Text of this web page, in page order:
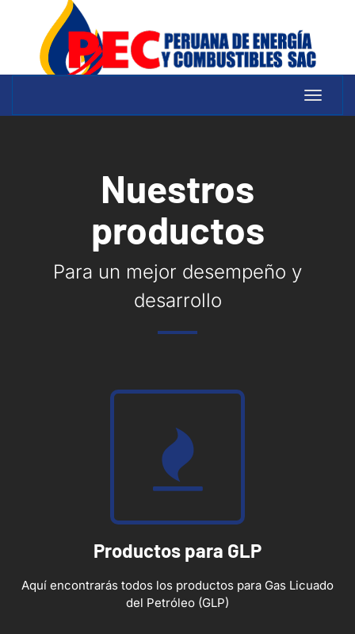
Toggle
Nuestros
productos
Para un mejor desempeño y
desarrollo
Productos para GLP
Aquí encontrarás todos los productos para Gas Licuado
del Petróleo (GLP)